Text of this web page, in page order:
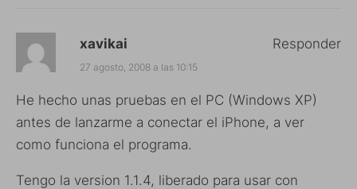
xavikai
27 agosto, 2008 a las 10:15
He hecho unas pruebas en el PC (Windows XP)
antes de lanzarme a conectar el iPhone, a ver
como funciona el programa.
Tengo la version 1.1.4, liberado para usar con
Responder